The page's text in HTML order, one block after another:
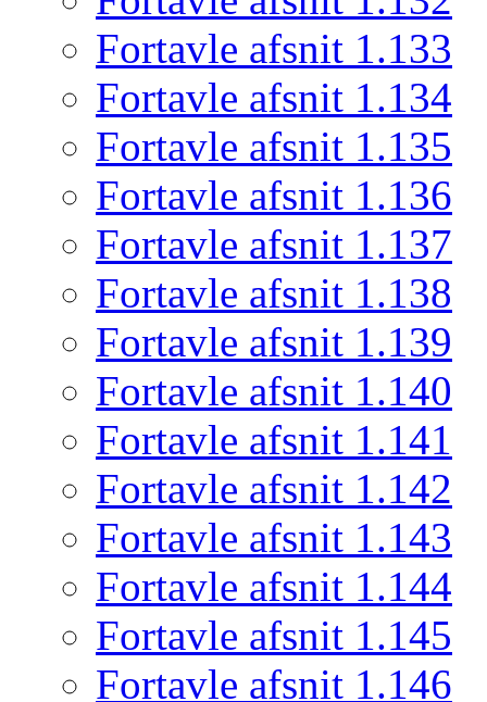
Fortavle afsnit 1.133
Fortavle afsnit 1.134
Fortavle afsnit 1.135
Fortavle afsnit 1.136
Fortavle afsnit 1.137
Fortavle afsnit 1.138
Fortavle afsnit 1.139
Fortavle afsnit 1.140
Fortavle afsnit 1.141
Fortavle afsnit 1.142
Fortavle afsnit 1.143
Fortavle afsnit 1.144
Fortavle afsnit 1.145
Fortavle afsnit 1.146